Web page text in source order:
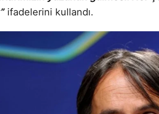
ifadelerini kullandı.